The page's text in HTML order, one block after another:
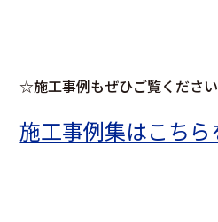
☆施工事例もぜひご覧くださ
施工事例集はこちら